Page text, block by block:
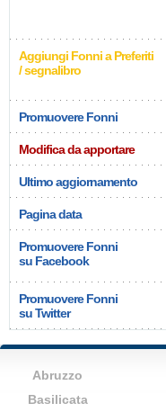
Aggiungi Fonni a Preferiti
/ segnalibro
Promuovere Fonni
Modifica da apportare
Ultimo aggiornamento
Pagina data
Promuovere Fonni
su Facebook
Promuovere Fonni
su Twitter
Abruzzo
Basilicata